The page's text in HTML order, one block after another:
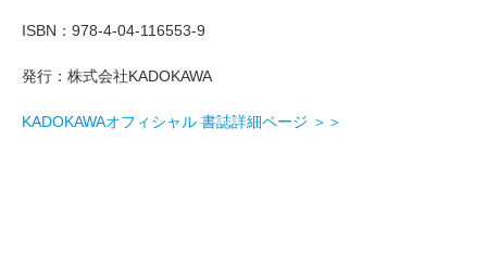
ISBN：978-4-04-116553-9
発行：株式会社KADOKAWA
KADOKAWAオフィシャル 書誌詳細ページ ＞＞